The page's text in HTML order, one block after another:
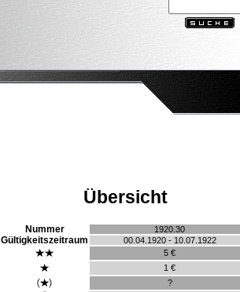
Übersicht
Nummer
1920.30
Gültigkeitszeitraum
00.04.1920 - 10.07.1922
5 €
1 €
?